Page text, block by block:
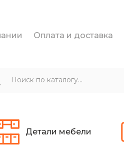
Оплата и доставка
Детали мебели